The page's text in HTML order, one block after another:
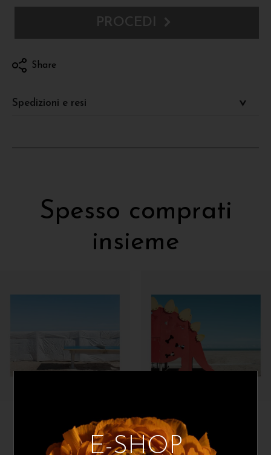
PROCEDI
Share
Spedizioni e resi
Spesso comprati
insieme
Paolo Tamburini
No ping, no pong
Paolo Tamburini
Caldino
E-SHOP